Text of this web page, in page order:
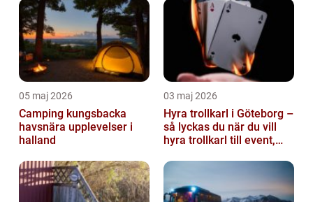
andra orga...
05 maj 2026
Camping kungsbacka
havsnära upplevelser i
halland
03 maj 2026
Hyra trollkarl i Göteborg –
så lyckas du när du vill
hyra trollkarl till event,